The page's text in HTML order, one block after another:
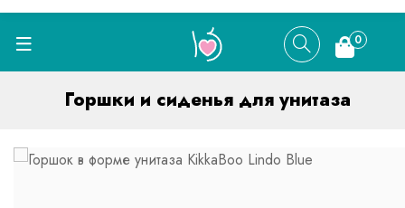
0
Горшки и сиденья для унитаза